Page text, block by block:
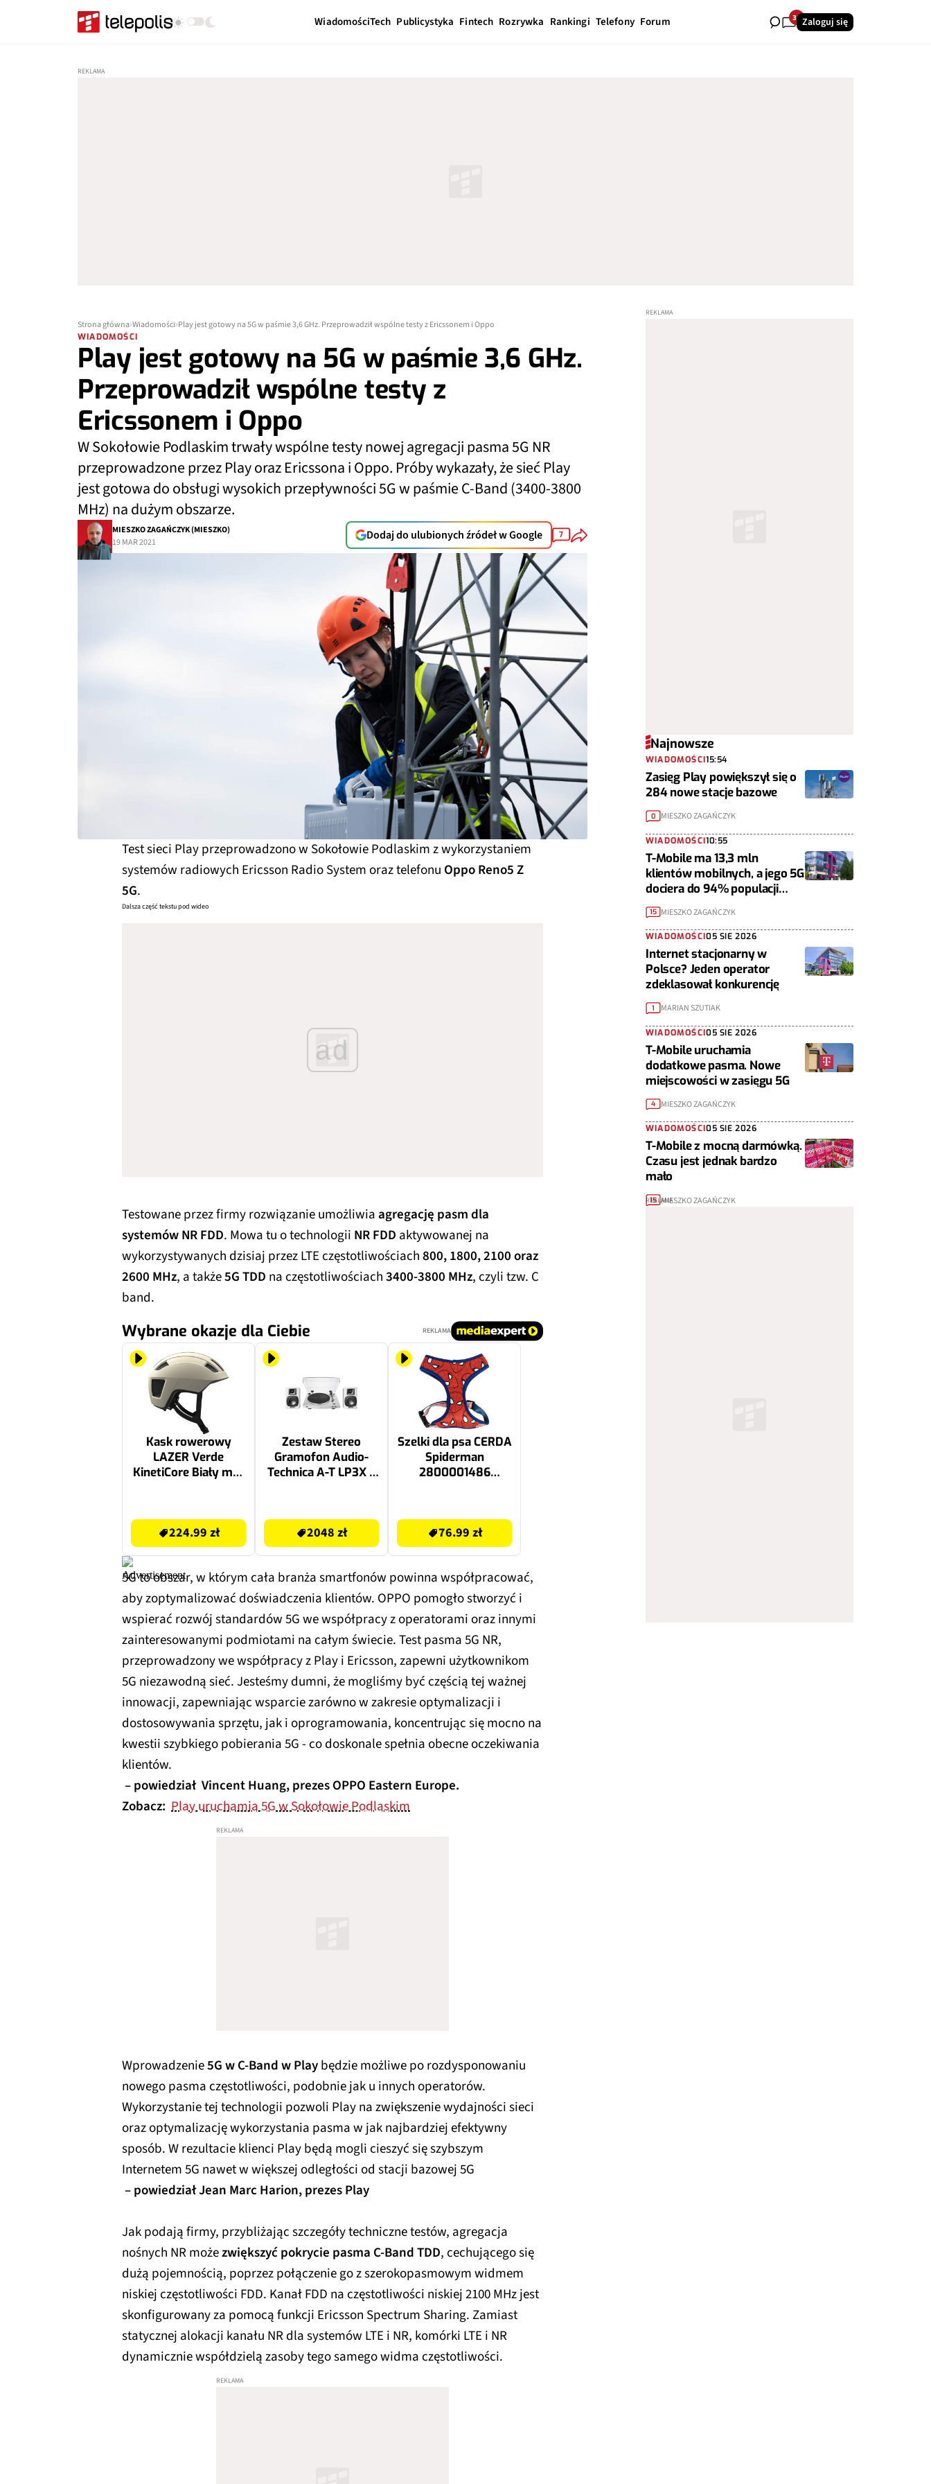
WiadomościTech Publicystyka Fintech Rozrywka Rankingi Telefony Forum 38Zaloguj się
Strona główna Wiadomości Play jest gotowy na 5G w paśmie 3,6 GHz. Przeprowadził wspólne testy z Ericssonem i Oppo
WIADOMOŚCI
Play jest gotowy na 5G w paśmie 3,6 GHz.
Przeprowadził wspólne testy z
Ericssonem i Oppo
W Sokołowie Podlaskim trwały wspólne testy nowej agregacji pasma 5G NR
przeprowadzone przez Play oraz Ericssona i Oppo. Próby wykazały, że sieć Play
jest gotowa do obsługi wysokich przepływności 5G w paśmie C-Band (3400-3800
MHz) na dużym obszarze.
MIESZKO ZAGAŃCZYK (MIESZKO)
19 MAR 2021
Dodaj do ulubionych źródeł w Google 7
Test sieci Play przeprowadzono w Sokołowie Podlaskim z wykorzystaniem
systemów radiowych Ericsson Radio System oraz telefonu Oppo Reno5 Z
5G.
Dalsza część tekstu pod wideo
ad
Testowane przez firmy rozwiązanie umożliwiaagregację pasm dla
systemów NR FDD. Mowa tu o technologii NR FDD aktywowanej na
wykorzystywanych dzisiaj przez LTE częstotliwościach800, 1800, 2100 oraz
2600 MHz, a także5G TDD na częstotliwościach3400-3800 MHz, czyli tzw. C
band.
Wybrane okazje dla Ciebie REKLAMA
Kask rowerowy
LAZER Verde
KinetiCore Biały mat
224.99 zł
Zestaw Stereo
Gramofon Audio-
Technica A-T LP3X +
Audio-Technica A-T
SP3 X BIAŁY+BIAŁY
2048 zł
Szelki dla psa CERDA
Spiderman
2800001486
76.99 zł
5G to obszar, w którym cała branża smartfonów powinna współpracować,
aby zoptymalizować doświadczenia klientów. OPPO pomogło stworzyć i
wspierać rozwój standardów 5G we współpracy z operatorami oraz innymi
zainteresowanymi podmiotami na całym świecie. Test pasma 5G NR,
przeprowadzony we współpracy z Play i Ericsson, zapewni użytkownikom
5G niezawodną sieć. Jesteśmy dumni, że mogliśmy być częścią tej ważnej
innowacji, zapewniając wsparcie zarówno w zakresie optymalizacji i
dostosowywania sprzętu, jak i oprogramowania, koncentrując się mocno na
kwestii szybkiego pobierania 5G - co doskonale spełnia obecne oczekiwania
klientów.
– powiedział Vincent Huang, prezes OPPO Eastern Europe.
Zobacz: Play uruchamia 5G w Sokołowie Podlaskim
Wprowadzenie5G w C-Band w Playbędzie możliwe po rozdysponowaniu
nowego pasma częstotliwości, podobnie jak u innych operatorów.
Wykorzystanie tej technologii pozwoli Play na zwiększenie wydajności sieci
oraz optymalizację wykorzystania pasma w jak najbardziej efektywny
sposób. W rezultacie klienci Play będą mogli cieszyć się szybszym
Internetem 5G nawet w większej odległości od stacji bazowej 5G
– powiedział Jean Marc Harion, prezes Play
Jak podają firmy, przybliżając szczegóły techniczne testów, agregacja
nośnych NR możezwiększyć pokrycie pasma C-Band TDD, cechującego się
dużą pojemnością, poprzez połączenie go z szerokopasmowym widmem
niskiej częstotliwości FDD. Kanał FDD na częstotliwości niskiej 2100 MHz jest
skonfigurowany za pomocą funkcji Ericsson Spectrum Sharing. Zamiast
statycznej alokacji kanału NR dla systemów LTE i NR, komórki LTE i NR
dynamicznie współdzielą zasoby tego samego widma częstotliwości.
Najnowsze
WIADOMOŚCI15:54
Zasięg Play powiększył się o
284 nowe stacje bazowe
0 MIESZKO ZAGAŃCZYK
WIADOMOŚCI10:55
T-Mobile ma 13,3 mln
klientów mobilnych, a jego 5G
dociera do 94% populacji
Polski
15 MIESZKO ZAGAŃCZYK
WIADOMOŚCI05 SIE 2026
Internet stacjonarny w
Polsce? Jeden operator
zdeklasował konkurencję
1 MARIAN SZUTIAK
WIADOMOŚCI05 SIE 2026
T-Mobile uruchamia
dodatkowe pasma. Nowe
miejscowości w zasięgu 5G
4 MIESZKO ZAGAŃCZYK
WIADOMOŚCI05 SIE 2026
T-Mobile z mocną darmówką.
Czasu jest jednak bardzo
mało
15 MIESZKO ZAGAŃCZYK